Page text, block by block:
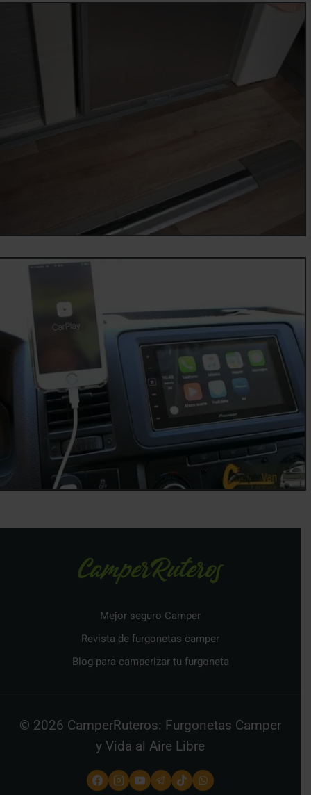
Mejor seguro Camper
Revista de furgonetas camper
Blog para camperizar tu furgoneta
© 2026 CamperRuteros: Furgonetas Camper
y Vida al Aire Libre